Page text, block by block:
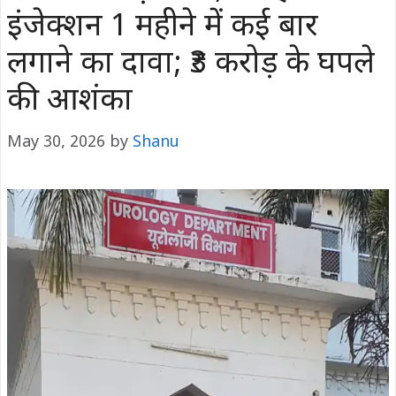
इंजेक्शन 1 महीने में कई बार
लगाने का दावा; ₹3 करोड़ के घपले
की आशंका
May 30, 2026 by Shanu